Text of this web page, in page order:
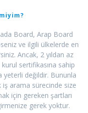
Board, Arap Board
ve ilgili ülkelerde en
Ancak, 2 yıldan az
kurul sertifikasına sahip
yeterli değildir. Bununla
arama sürecinde size
için gereken şartları
gerek yoktur.